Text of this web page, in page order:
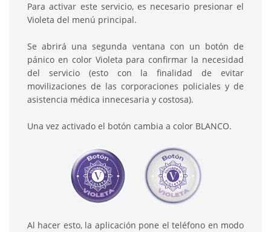
Para activar este servicio, es necesario presionar el
Violeta del menú principal.
Se abrirá una segunda ventana con un botón de
pánico en color Violeta para confirmar la necesidad
del servicio (esto con la finalidad de evitar
movilizaciones de las corporaciones policiales y de
asistencia médica innecesaria y costosa).
Una vez activado el botón cambia a color BLANCO.
Al hacer esto, la aplicación pone el teléfono en modo